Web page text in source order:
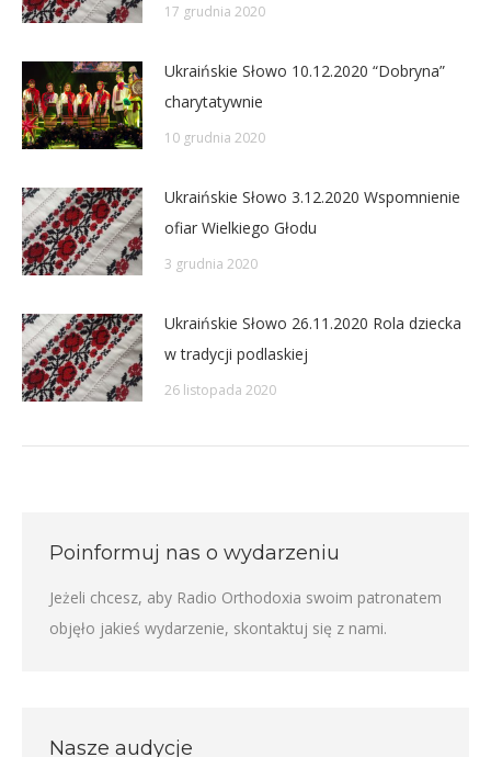
17 grudnia 2020
Ukraińskie Słowo 10.12.2020 “Dobryna”
charytatywnie
10 grudnia 2020
Ukraińskie Słowo 3.12.2020 Wspomnienie
ofiar Wielkiego Głodu
3 grudnia 2020
Ukraińskie Słowo 26.11.2020 Rola dziecka
w tradycji podlaskiej
26 listopada 2020
Poinformuj nas o wydarzeniu
Jeżeli chcesz, aby Radio Orthodoxia swoim patronatem
objęło jakieś wydarzenie, skontaktuj się z nami.
Nasze audycje